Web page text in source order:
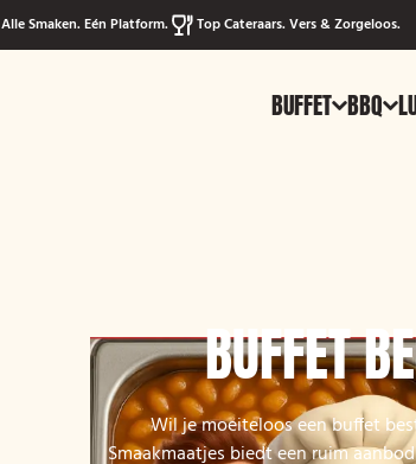
Alle Smaken. Eén Platform. Top Cateraars. Vers & Zorgeloos.
BUFFET BBQ
BUFFET
Wil je moeiteloos een buffet
Smaakmaatjes biedt een ruim